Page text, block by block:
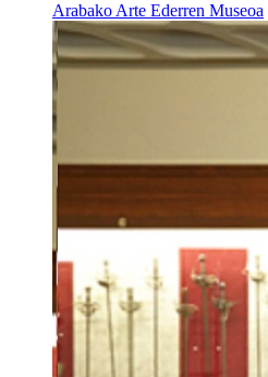
Arabako Arte Ederren Museoa